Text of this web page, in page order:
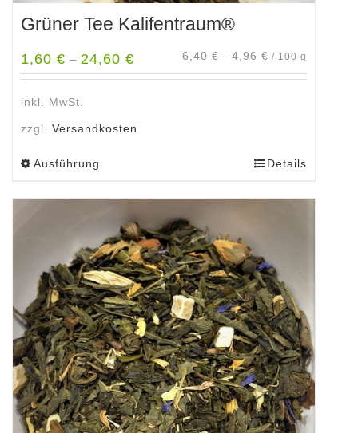
Grüner Tee Kalifentraum®
1,60 € – 24,60 € 6,40 € – 4,96 € / 100 g
inkl. MwSt.
zzgl. Versandkosten
Ausführung
mehrere
Varianten
auf.
Die
Optionen
können
auf
der
Produktseite
gewählt
Details